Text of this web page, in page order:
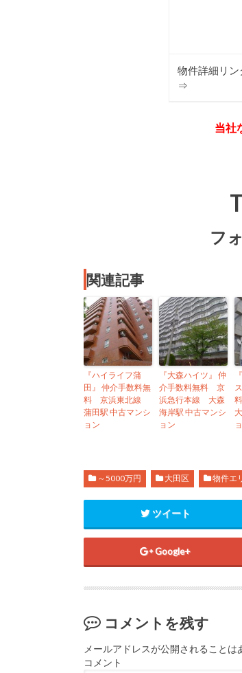
物件詳細リン
⇒
当社
フ
関連記事
『ハイライフ蒲
田』 仲介手数料無
料 京浜東北線
蒲田駅 中古マンシ
ョン
『大森ハイツ』 仲
介手数料無料 京
浜急行本線 大森
海岸駅 中古マンシ
ョン
～5000万円 大田区 物件エ
ツイート
Google+
コメントを残す
メールアドレスが公開されることは
コメント